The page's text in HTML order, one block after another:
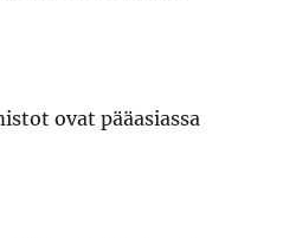
ovat pääasiassa